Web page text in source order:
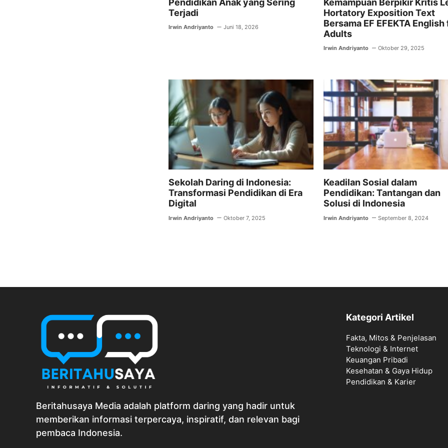
Pendidikan Anak yang Sering
Terjadi
Irwin Andriyanto Juni 18, 2026
Kemampuan Berpikir Kritis
Hortatory Exposition Text
Bersama EF EFEKTA English
Adults
Irwin Andriyanto Oktober 29, 2025
Sekolah Daring di Indonesia:
Transformasi Pendidikan di Era
Digital
Irwin Andriyanto Oktober 7, 2025
Keadilan Sosial dalam
Pendidikan: Tantangan dan
Solusi di Indonesia
Irwin Andriyanto September 8, 2024
Beritahusaya Media adalah platform daring yang hadir untuk
memberikan informasi terpercaya, inspiratif, dan relevan bagi
pembaca Indonesia.
Kategori Artikel
Fakta, Mitos & Penjelasan
Teknologi & Internet
Keuangan Pribadi
Kesehatan & Gaya Hidup
Pendidikan & Karier